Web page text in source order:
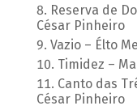
Reserva de
César Pinheiro
Vazio – Élto
Timidez –
Canto das
César Pinheiro